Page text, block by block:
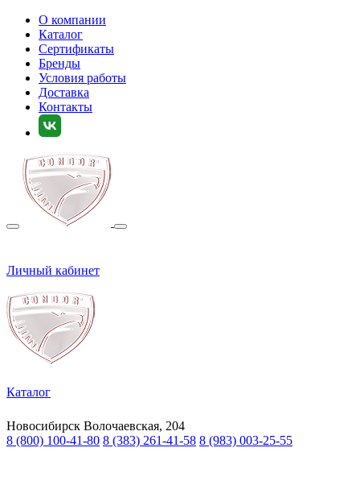
О компании
Каталог
Сертификаты
Бренды
Условия работы
Доставка
Контакты
Личный кабинет
Каталог
Новосибирск Волочаевская, 204
8 (800) 100-41-80 8 (383) 261-41-58 8 (983) 003-25-55